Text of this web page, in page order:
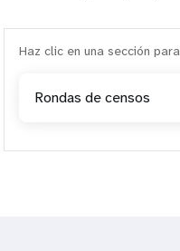
Haz clic en una sección
Rondas de censos